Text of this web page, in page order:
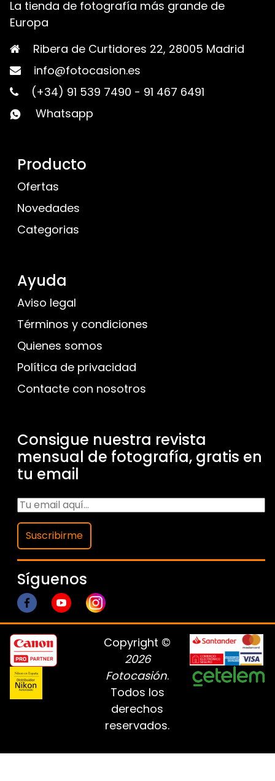
La tienda de fotografía más grande de
Europa
Ribera de Curtidores 22, 28005 Madrid
info@fotocasion.es
(+34) 91 539 7490 - 91 467 6491
Whatsapp
Producto
Ofertas
Novedades
Categorias
Ayuda
Aviso legal
Términos y condiciones
Quienes somos
Política de privacidad
Contacte con nosotros
Consigue nuestra revista
mensual de fotografía, gratis en
tu email
Suscribirme
Síguenos
Copyright ©
2026
Fotocasión.
Todos los
derechos
reservados.